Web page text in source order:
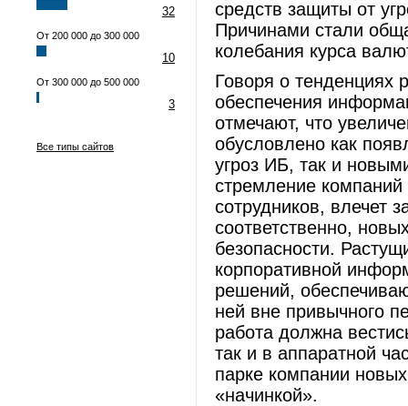
32
От 200 000 до 300 000
10
От 300 000 до 500 000
3
Все типы сайтов
средств защиты от
Причинами стали
колебания курса
Говоря о тенденциях
обеспечения
отмечают, что
обусловлено как
угроз ИБ, так и
стремление
сотрудников, влечет
соответственно,
безопасности.
корпоративной
решений,
ней вне привычного
работа должна
так и в аппаратной
парке компании
«начинкой».